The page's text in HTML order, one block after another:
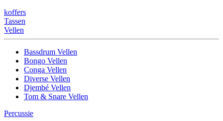
koffers
Tassen
Vellen
Bassdrum Vellen
Bongo Vellen
Conga Vellen
Diverse Vellen
Djembé Vellen
Tom & Snare Vellen
Percussie